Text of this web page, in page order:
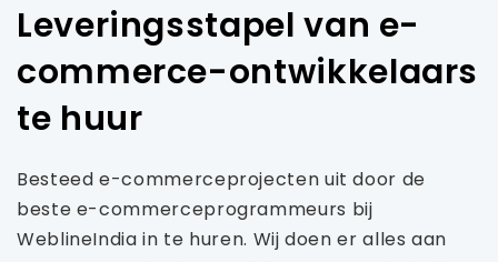
Leveringsstapel van e-
commerce-ontwikkelaars
te huur
Besteed e-commerceprojecten uit door de
beste e-commerceprogrammeurs bij
WeblineIndia in te huren. Wij doen er alles aan